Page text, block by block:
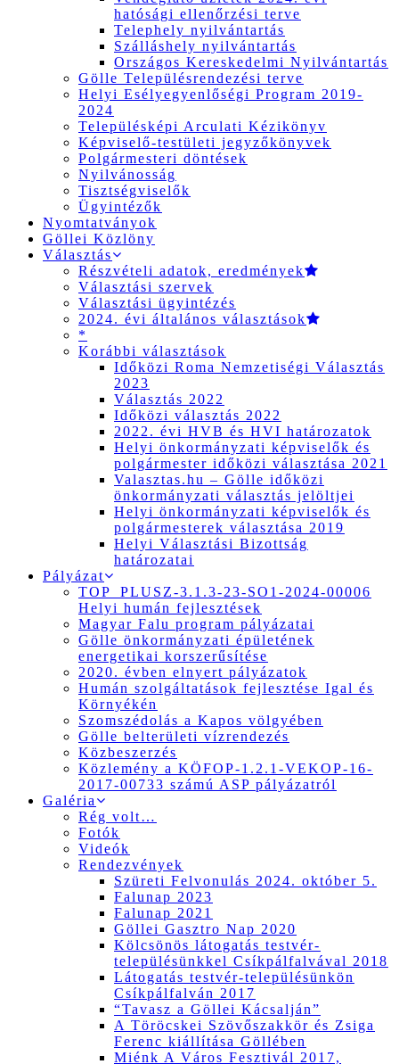
hatósági ellenőrzési terve
Telephely nyilvántartás
Szálláshely nyilvántartás
Országos Kereskedelmi Nyilvántartás
Gölle Településrendezési terve
Helyi Esélyegyenlőségi Program 2019-
2024
Településképi Arculati Kézikönyv
Képviselő-testületi jegyzőkönyvek
Polgármesteri döntések
Nyilvánosság
Tisztségviselők
Ügyintézők
Nyomtatványok
Göllei Közlöny
Választás
Részvételi adatok, eredmények
Választási szervek
Választási ügyintézés
2024. évi általános választások
*
Korábbi választások
Időközi Roma Nemzetiségi Választás
2023
Választás 2022
Időközi választás 2022
2022. évi HVB és HVI határozatok
Helyi önkormányzati képviselők és
polgármester időközi választása 2021
Valasztas.hu – Gölle időközi
önkormányzati választás jelöltjei
Helyi önkormányzati képviselők és
polgármesterek választása 2019
Helyi Választási Bizottság
határozatai
Pályázat
TOP_PLUSZ-3.1.3-23-SO1-2024-00006
Helyi humán fejlesztések
Magyar Falu program pályázatai
Gölle önkormányzati épületének
energetikai korszerűsítése
2020. évben elnyert pályázatok
Humán szolgáltatások fejlesztése Igal és
Környékén
Szomszédolás a Kapos völgyében
Gölle belterületi vízrendezés
Közbeszerzés
Közlemény a KÖFOP-1.2.1-VEKOP-16-
2017-00733 számú ASP pályázatról
Galéria
Rég volt…
Fotók
Videók
Rendezvények
Szüreti Felvonulás 2024. október 5.
Falunap 2023
Falunap 2021
Göllei Gasztro Nap 2020
Kölcsönös látogatás testvér-
településünkkel Csíkpálfalvával 2018
Látogatás testvér-településünkön
Csíkpálfalván 2017
“Tavasz a Göllei Kácsalján”
A Töröcskei Szövőszakkör és Zsiga
Ferenc kiállítása Göllében
Miénk A Város Fesztivál 2017,